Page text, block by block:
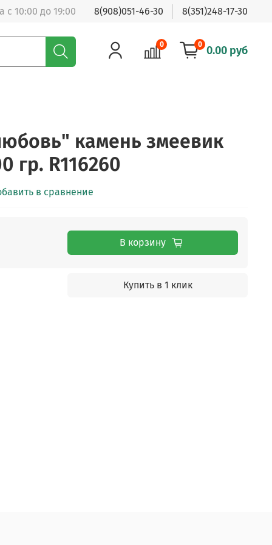
с 10:00 до 19:00 8(908)051-46-30 8(351)248-17-30
0 0 0.00 руб
камень змеевик
гр. R116260
в сравнение
В корзину
Купить в 1 клик